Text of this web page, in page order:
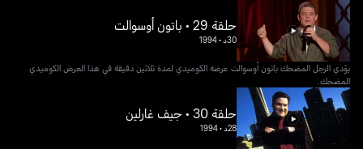
حلقة 29 • باتون أوسوالت
30د •
1994
يؤدي الرجل المضحك باتون أوسوالت عرضه الكوميدي لمدة ثلاثين دقيقة في هذا العرض الكوميدي
المضحك.
حلقة 30 • جيف غارلين
28د •
1994